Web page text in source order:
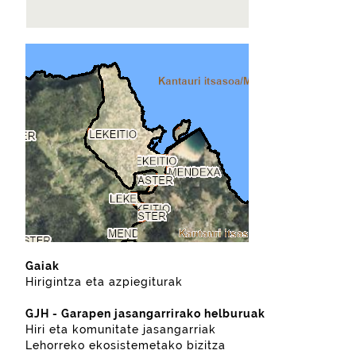
Gaiak
Hirigintza eta azpiegiturak
GJH - Garapen jasangarrirako helburuak
Hiri eta komunitate jasangarriak
Lehorreko ekosistemetako bizitza